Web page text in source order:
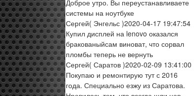
Доброе утро. Вы переустанавливаете
системы на ноутбуке
Сергей( Энгельс )2020-04-17 19:47:54
Купил дисплей на lenovo оказался
бракованыйсам виноват, что сорвал
пломбы теперь не вернуть
Сергей( Саратов )2020-02-09 13:41:00
Покупаю и ремонтирую тут с 2016
года. Специально езжу из Саратова.